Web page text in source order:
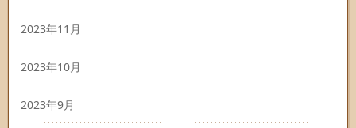
2023年11月
2023年10月
2023年9月